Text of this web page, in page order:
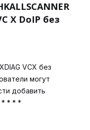
X DoIP без
VCX без
могут
добавить
* * * *